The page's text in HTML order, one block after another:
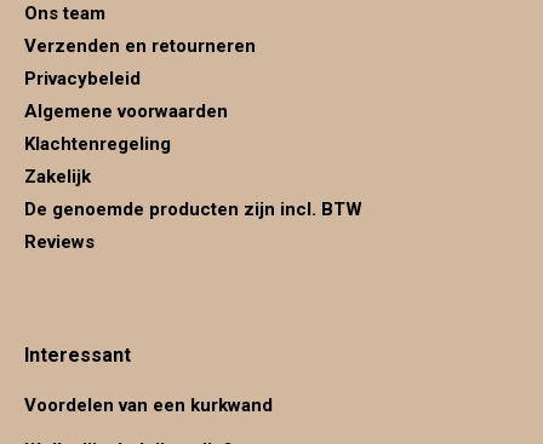
Ons team
Verzenden en retourneren
Privacybeleid
Algemene voorwaarden
Klachtenregeling
Zakelijk
De genoemde producten zijn incl. BTW
Reviews
Interessant
Voordelen van een kurkwand